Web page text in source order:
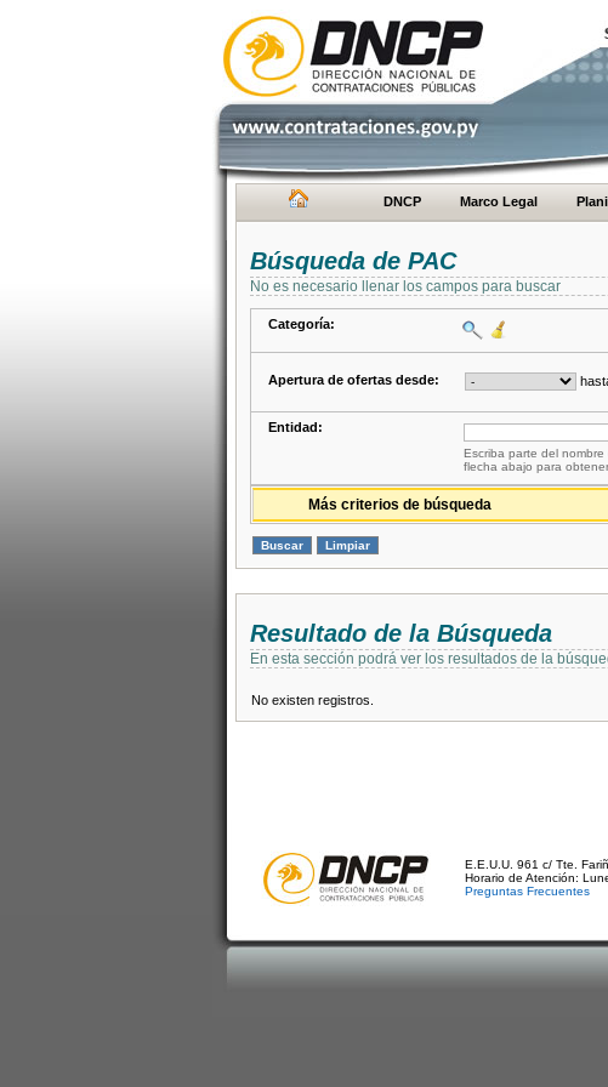
DNCP Marco Legal
Búsqueda de PAC
No es necesario llenar los campos para buscar
Categoría:
Apertura de ofertas desde:
Entidad:
Escriba parte del
flecha abajo para
Más criterios de búsqueda
Resultado de la Búsqueda
En esta sección podrá ver los resultados de la
No existen registros.
E.E.U.U. 961 c/ Tte.
Horario de Atención:
Preguntas Frecuentes